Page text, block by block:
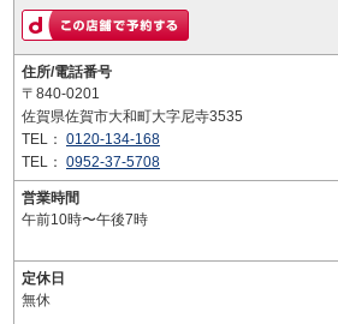
住所/電話番号
〒840-0201
佐賀県佐賀市大和町大字尼寺3535
TEL： 0120-134-168
TEL： 0952-37-5708
営業時間
午前10時〜午後7時
定休日
無休